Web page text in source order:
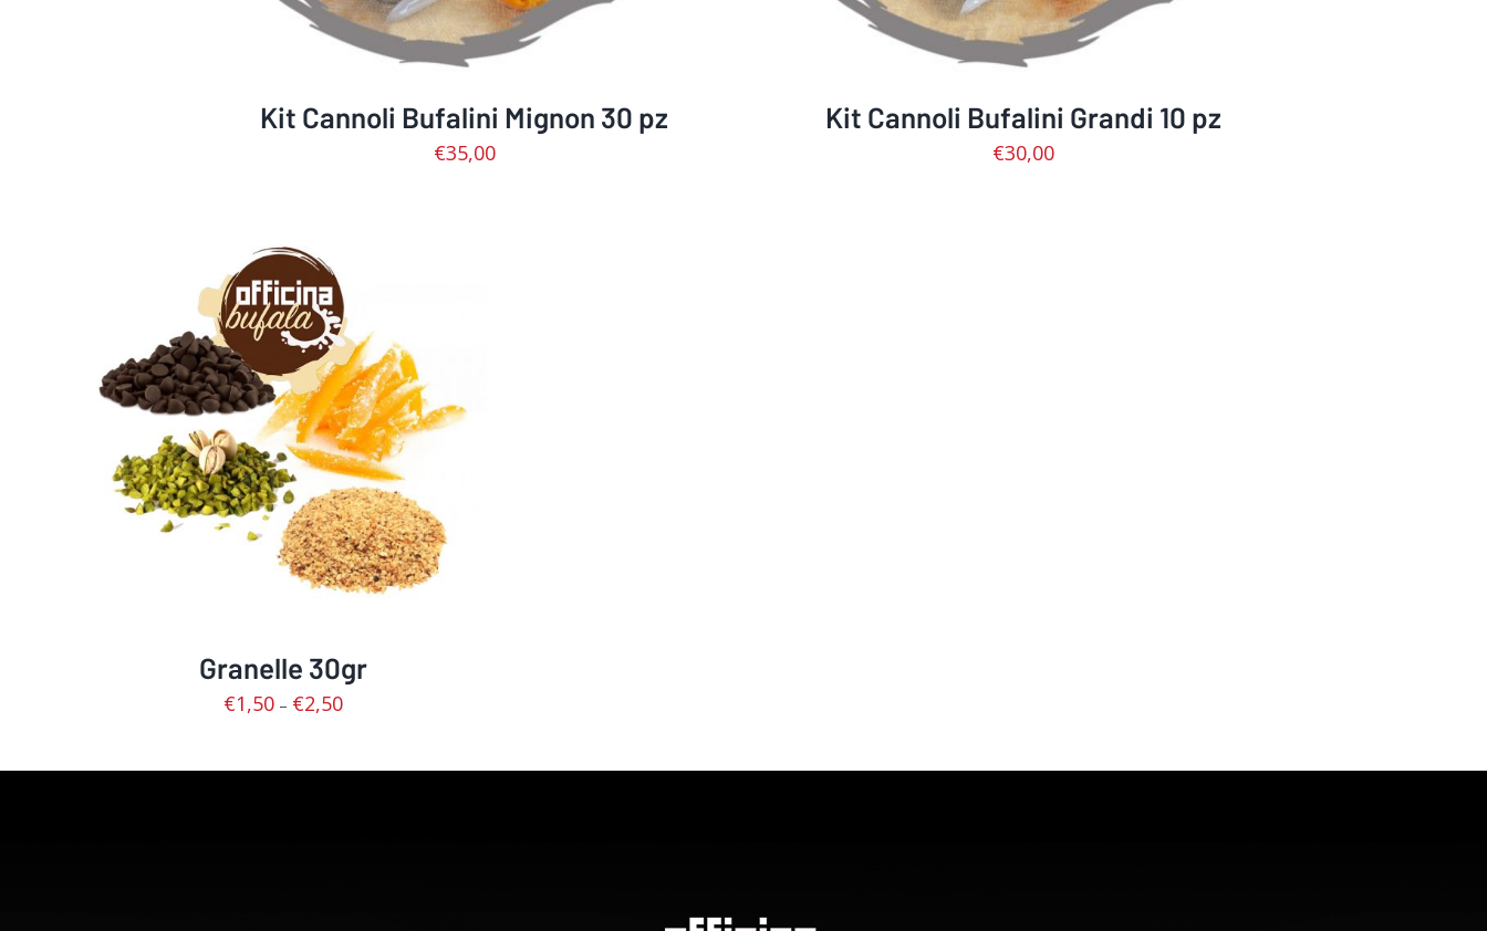
Kit Cannoli Bufalini Mignon 30 pz
€35,00
Kit Cannoli Bufalini Grandi 10 pz
€30,00
SCEGLI / DETTAGLI
Granelle 30gr
€1,50 – €2,50